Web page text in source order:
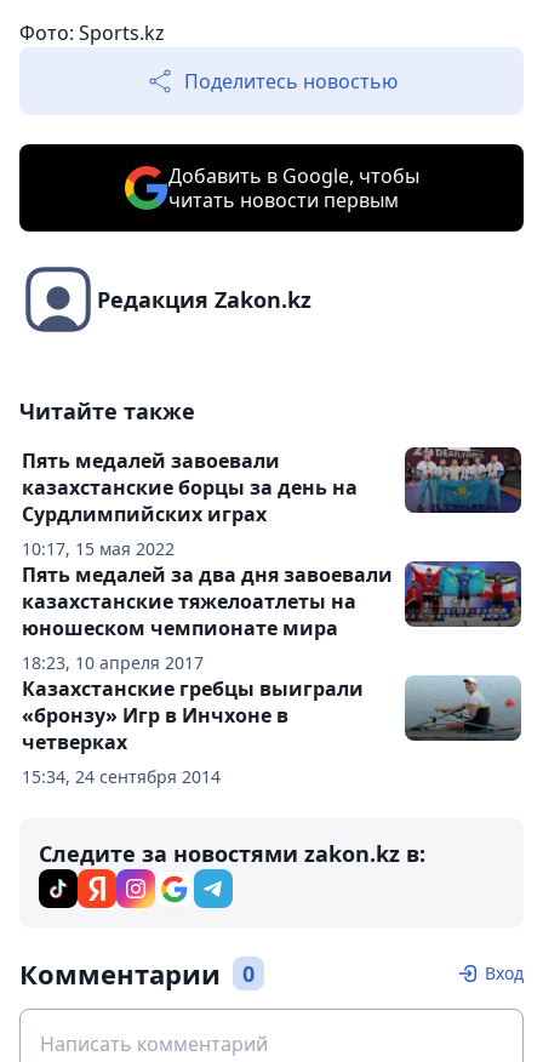
Фото: Sports.kz
Поделитесь новостью
Добавить в Google, чтобы
читать новости первым
Редакция Zakon.kz
Читайте также
10:17, 15 мая 2022
Пять медалей завоевали
казахстанские борцы за день на
Сурдлимпийских играх
18:23, 10 апреля 2017
Пять медалей за два дня завоевали
казахстанские тяжелоатлеты на
юношеском чемпионате мира
15:34, 24 сентября 2014
Казахстанские гребцы выиграли
«бронзу» Игр в Инчхоне в
четверках
Следите за новостями zakon.kz в:
Комментарии 0 Вход